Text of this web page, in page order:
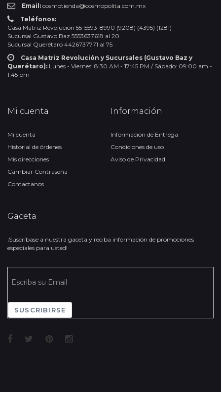
Email: cosmotienda@cosmopolita.com.mx
Teléfonos:
Casa Matriz Revolución 55-5593-8990 (9208) (4395) (1281)
Sucursal Gustavo Baz 5553637618 al 20
Sucursal Querétaro 4426737771 al 75
Casa Matriz Revolución y Sucursales (Gustavo Baz y
Querétaro): Lunes - Viernes: 8:30 AM - 17:45 PM / Sábado: 09:00 am -
1:45 pm
Mi cuenta
Mi cuenta
Historial de órdenes
Mis direcciones
Cambiar Contraseña
Contactanos
Información
Información de Entrega
Condiciones de uso
Aviso de Privacidad
Gaceta
¡Suscríbase a nuestra gaceta y reciba información de promociones
especiales para usted!
SUSCRIBIRSE